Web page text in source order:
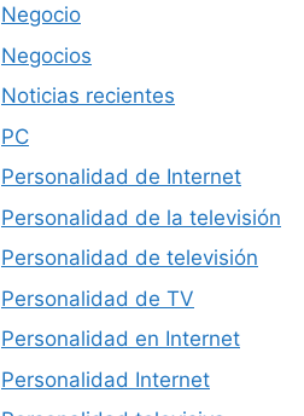
Negocio
Negocios
Noticias recientes
PC
Personalidad de Internet
Personalidad de la televisión
Personalidad de televisión
Personalidad de TV
Personalidad en Internet
Personalidad Internet